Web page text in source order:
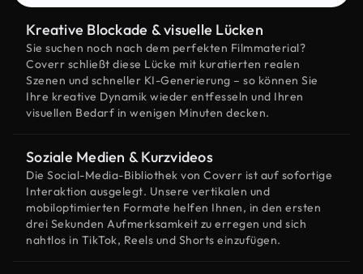
Kreative Blockade & visuelle Lücken
Sie suchen noch nach dem perfekten Filmmaterial?
Coverr schließt diese Lücke mit kuratierten realen
Szenen und schneller KI-Generierung – so können Sie
Ihre kreative Dynamik wieder entfesseln und Ihren
visuellen Bedarf in wenigen Minuten decken.
Soziale Medien & Kurzvideos
Die Social-Media-Bibliothek von Coverr ist auf sofortige
Interaktion ausgelegt. Unsere vertikalen und
mobiloptimierten Formate helfen Ihnen, in den ersten
drei Sekunden Aufmerksamkeit zu erregen und sich
nahtlos in TikTok, Reels und Shorts einzufügen.